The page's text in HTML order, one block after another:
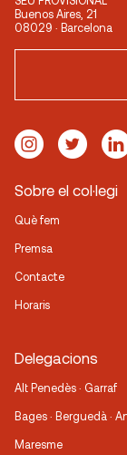
Buenos Aires, 21
08029 · Barcelona
Sobre el col·legi
Què fem
Premsa
Contacte
Horaris
Delegacions
Alt Penedès · Garraf
Bages · Berguedà ·
Maresme